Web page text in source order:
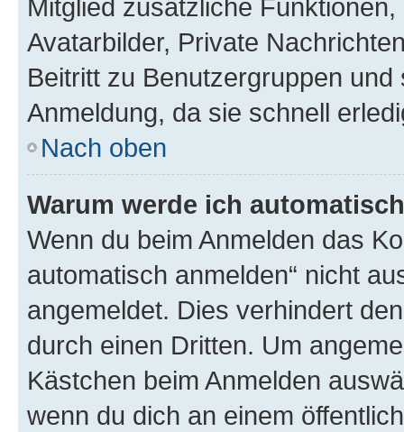
Mitglied zusätzliche
Avatarbilder, Private
Beitritt zu Benutzergruppen
Anmeldung, da sie schnell
Nach oben
Warum werde ich
Wenn du beim Anmelden das
automatisch anmelden“ nicht
angemeldet. Dies verhindert
durch einen Dritten. Um
Kästchen beim Anmelden
wenn du dich an einem